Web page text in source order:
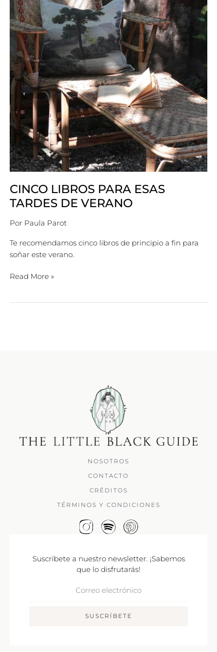
CINCO LIBROS PARA ESAS
TARDES DE VERANO
Por Paula Parot
Te recomendamos cinco libros de principio a fin para
soñar este verano.
Read More »
NOSOTROS
CONTACTO
CRÉDITOS
TÉRMINOS Y CONDICIONES
Suscríbete a nuestro newsletter. ¡Sabemos
que lo disfrutarás!
SUSCRÍBETE